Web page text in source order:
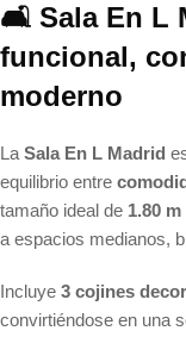
🛋️ Sala En L
funcional,
moderno
La Sala En L Madrid
equilibrio entre
tamaño ideal de 1.80
a espacios medianos,
Incluye 3 cojines
convirtiéndose en una